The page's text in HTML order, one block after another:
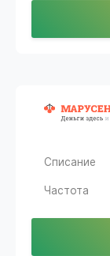
Списание
Частота